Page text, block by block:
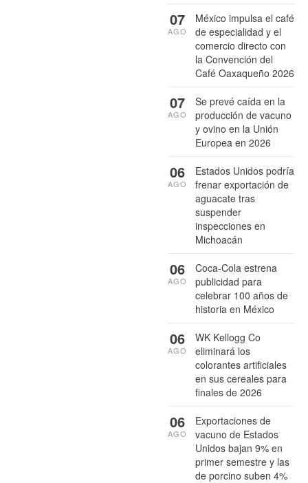
México impulsa el café
de especialidad y el
comercio directo con
la Convención del
Café Oaxaqueño 2026
07
AGO
Se prevé caída en la
producción de vacuno
y ovino en la Unión
Europea en 2026
07
AGO
Estados Unidos podría
frenar exportación de
aguacate tras
suspender
inspecciones en
Michoacán
06
AGO
Coca-Cola estrena
publicidad para
celebrar 100 años de
historia en México
06
AGO
WK Kellogg Co
eliminará los
colorantes artificiales
en sus cereales para
finales de 2026
06
AGO
Exportaciones de
vacuno de Estados
Unidos bajan 9% en
primer semestre y las
de porcino suben 4%
06
AGO